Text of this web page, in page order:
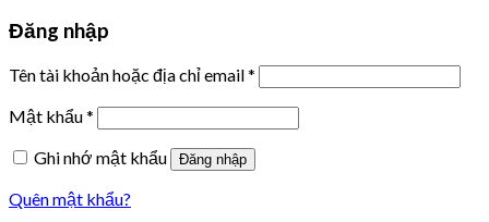
Đăng nhập
Tên tài khoản hoặc địa chỉ email*
Mật khẩu*
Ghi nhớ mật khẩu
Đăng nhập
Quên mật khẩu?